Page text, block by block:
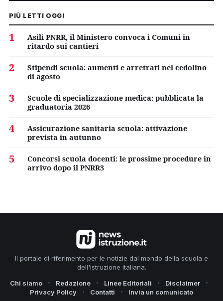
PIÙ LETTI OGGI
1
Asili PNRR, il Ministero convoca i Comuni in
ritardo sui cantieri
2
Stipendi scuola: aumenti e arretrati nel cedolino
di agosto
3
Scuole di specializzazione medica: pubblicata la
graduatoria 2026
4
Assicurazione sanitaria scuola: attivazione
prevista in autunno
5
Concorsi scuola docenti: le prossime procedure in
arrivo dopo il PNRR3
Il portale di riferimento per le notizie dal mondo della scuola e
dell'istruzione italiana.
Chi siamo
Redazione Linee Editoriali
Disclaimer
Privacy Policy
Contatti Invia un comunicato